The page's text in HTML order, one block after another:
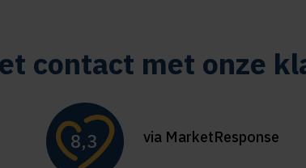
contact met onze
8,3 via MarketResponse